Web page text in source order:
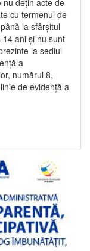
cu termenul de
la sfârșitul
ani și nu sunt
la sediul
a
numărul 8,
de evidență a